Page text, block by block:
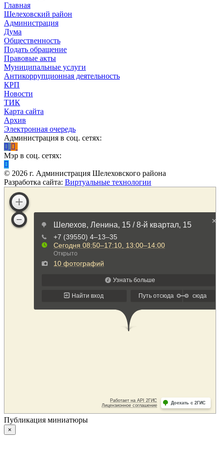
Главная
Шелеховский район
Администрация
Дума
Общественность
Подать обращение
Правовые акты
Муниципальные услуги
Антикоррупционная деятельность
КРП
Новости
ТИК
Карта сайта
Архив
Электронная очередь
Администрация в соц. сетях:
Мэр в соц. сетях:
© 2026 г. Администрация Шелеховского района
Разработка сайта: Виртуальные технологии
Публикация миниатюры
×